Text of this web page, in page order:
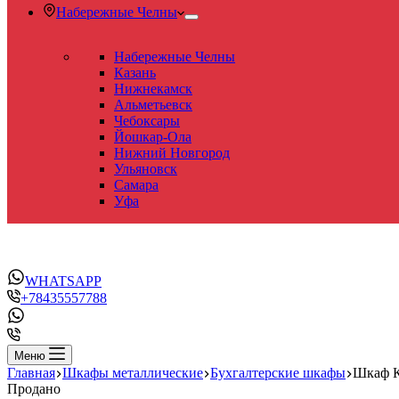
Набережные Челны
Набережные Челны
Казань
Нижнекамск
Альметьевск
Чебоксары
Йошкар-Ола
Нижний Новгород
Ульяновск
Самара
Уфа
WHATSAPP
+78435557788
Меню
Главная Шкафы металлические Бухгалтерские шкафы Шкаф
Продано